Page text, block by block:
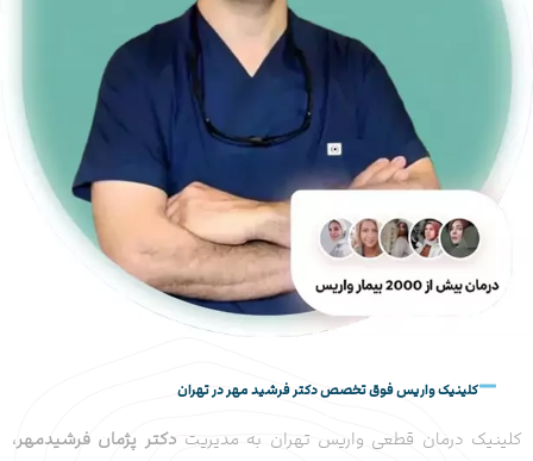
کلینیک واریس فوق تخصص دکتر فرشید مهر در تهران
کلینیک درمان قطعی واریس تهران به مدیریت دکتر پژمان فرشیدمهر،